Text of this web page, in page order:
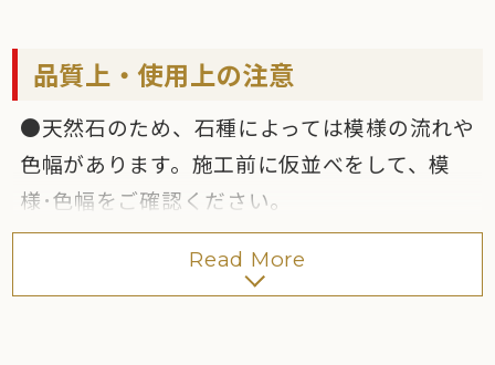
品質上・使用上の注意
●天然石のため、石種によっては模様の流れや
色幅があります。施工前に仮並べをして、模
様･色幅をご確認ください。
●同石種であっても、ロット毎で大きく色、柄
が異なる場合があります。
Read More